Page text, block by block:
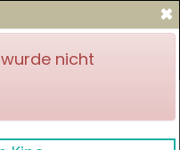
×
nicht